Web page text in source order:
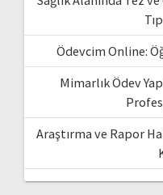
Ödevcim Online:
Mimarlık Ödev
Araştırma ve Rapor